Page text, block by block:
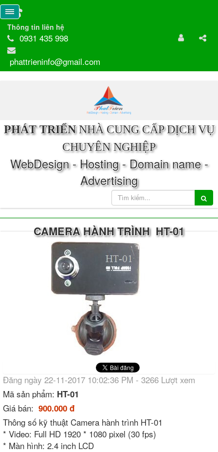
Thông tin liên hệ
0931 435 998
phattrieninfo@gmail.com
PHÁT TRIỂNNHÀ CUNG CẤP DỊCH VỤ
CHUYÊN NGHIỆP
WebDesign - Hosting - Domain name -
Advertising
CAMERA HÀNH TRÌNH HT-01
Đăng ngày 22-11-2017 10:02:36 PM - 3266 Lượt xem
Mã sản phẩm: HT-01
Giá bán: 900.000 đ
Thông số kỹ thuật Camera hành trình HT-01
* Video: Full HD 1920 * 1080 pixel (30 fps)
* Màn hình: 2.4 inch LCD